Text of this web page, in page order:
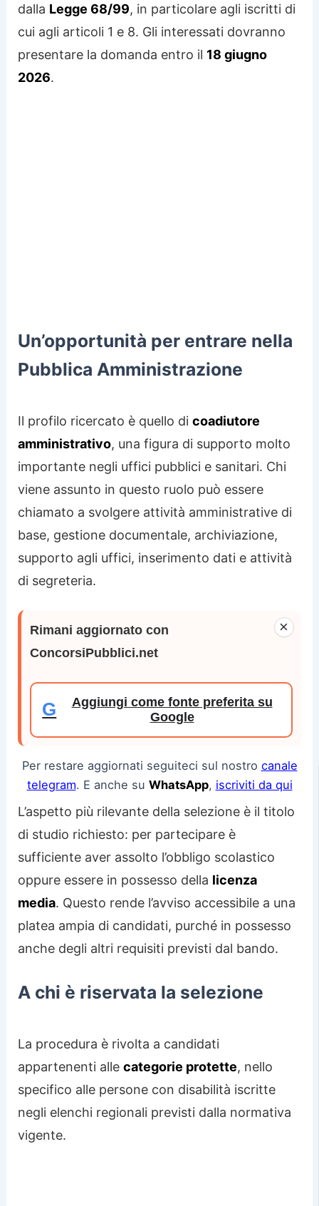
dalla Legge 68/99, in particolare agli iscritti di
cui agli articoli 1 e 8. Gli interessati dovranno
presentare la domanda entro il 18 giugno
2026.
Un’opportunità per entrare nella
Pubblica Amministrazione
Il profilo ricercato è quello dicoadiutore
amministrativo, una figura di supporto molto
importante negli uffici pubblici e sanitari. Chi
viene assunto in questo ruolo può essere
chiamato a svolgere attività amministrative di
base, gestione documentale, archiviazione,
supporto agli uffici, inserimento dati e attività
di segreteria.
×
Rimani aggiornato con
ConcorsiPubblici.net
G
Aggiungi come fonte preferita su
Google
Per restare aggiornati seguiteci sul nostro canale
telegram. E anche su WhatsApp, iscriviti da qui
L’aspetto più rilevante della selezione è il titolo
di studio richiesto: per partecipare è
sufficiente aver assolto l’obbligo scolastico
oppure essere in possesso della licenza
media. Questo rende l’avviso accessibile a una
platea ampia di candidati, purché in possesso
anche degli altri requisiti previsti dal bando.
A chi è riservata la selezione
La procedura è rivolta a candidati
appartenenti allecategorie protette, nello
specifico alle persone con disabilità iscritte
negli elenchi regionali previsti dalla normativa
vigente.